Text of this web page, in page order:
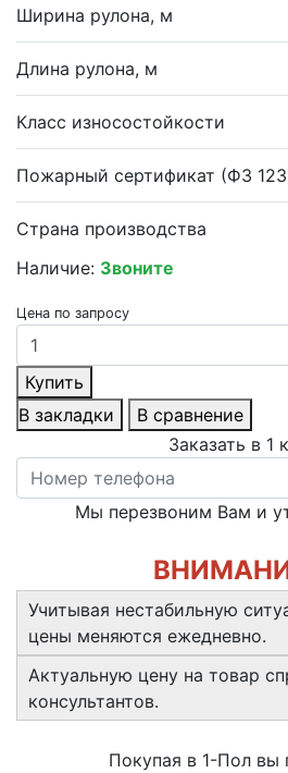
Ширина рулона, м
Длина рулона, м
Класс износостойкости
Пожарный сертификат (ФЗ
Страна производства
Наличие: Звоните
Цена по запросу
Купить
В закладки
В сравнение
Заказать в 1
Мы перезвоним Вам и
Учитывая нестабильную
цены меняются ежедневно.
Актуальную цену на товар
консультантов.
Покупая в 1-Пол вы